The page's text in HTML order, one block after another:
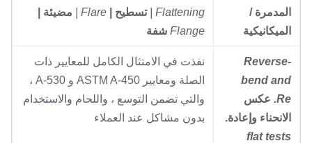
/
Flattening |
تسطيح | Flare |
مضيئة |
Flange شفة
bend
عكس
وإعادة.
flat
نفذت في الامتثال الكامل للمعايير ذات
الصلة ومعايير ASTM A-450 و A-530 ،
والتي تضمن التوسع ، واللحام والاستخدام
بدون مشاكل عند العملاء